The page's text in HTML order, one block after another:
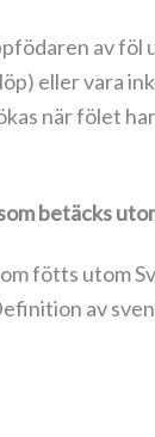
av
eller vara
när fölet
betäcks
fötts utom
av